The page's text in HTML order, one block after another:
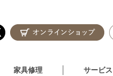
家具修理 サービス